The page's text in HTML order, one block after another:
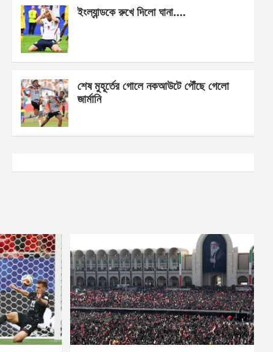
ইংল্যান্ডকে রুখে দিলো ঘানা….
শেষ মুহূর্তের গোলে নকআউটে পৌঁছে গেলো
জার্মানি